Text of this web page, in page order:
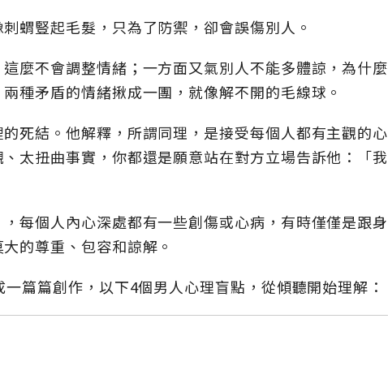
蝟豎起毛髮，只為了防禦，卻會誤傷別人。
這麼不會調整情緒；一方面又氣別人不能多體諒，為什麼
種矛盾的情緒揪成一團，就像解不開的毛線球。
死結。他解釋，所謂同理，是接受每個人都有主觀的心
太扭曲事實，你都還是願意站在對方立場告訴他：「我
每個人內心深處都有一些創傷或心病，有時僅僅是跟身
的尊重、包容和諒解。
篇篇創作，以下4個男人心理盲點，從傾聽開始理解：